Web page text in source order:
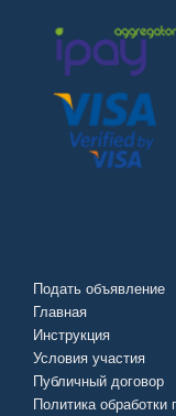
Подать объявление
Главная
Инструкция
Условия участия
Публичный договор
Политика